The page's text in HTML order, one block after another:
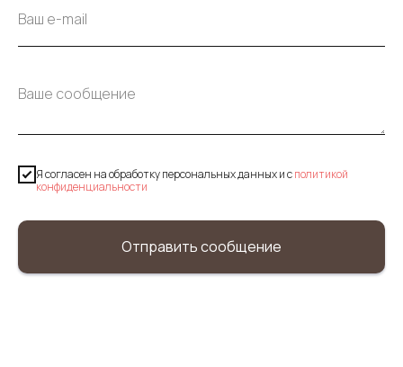
Я согласен на обработку персональных данных и cполитикой
конфиденциальности
Отправить сообщение